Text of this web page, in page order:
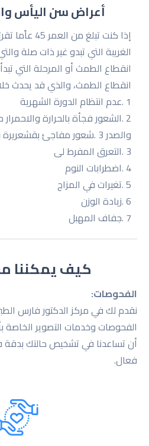
أعراض سن اليأس
إذا كنت تبلغ
الغریبة التي تبدو غیر ذات صلة
انقطاع الطمث أو المرحلة التي
انقطاع الطمث، والذي قد یحدث
1 .عدم انتظام الدورة الشهریة
2 .الشعور فجأة بالحرارة
والصدر 3 .شعور مفاجئ بقشعریرة برد
3 .التعرق المفرط لی
4 .اضطرابات النوم
5 .تغیرات في المزاج
6 .زیادة الوزن
7 .جفاف المهبل
كيف يمكننا
الفحوصات:
نقدم لك في مركز الدكتور فارس
الفحوصات وخدمات التصویر الخاصة
أن تساعدنا في تشخیص حالتك
فعال.